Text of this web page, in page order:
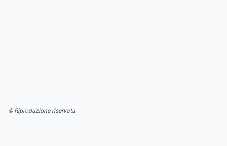
© Riproduzione riservata